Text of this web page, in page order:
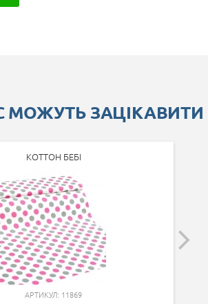
МОЖУТЬ ЗАЦІКАВИТИ
КОТТОН БЕБІ
АРТИКУЛ: 11869